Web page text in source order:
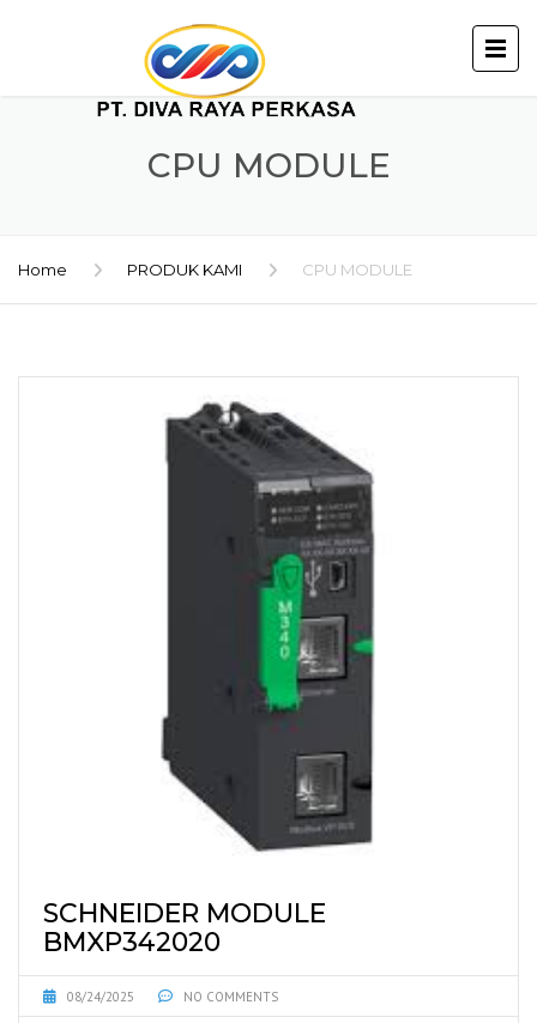
CPU MODULE
Home PRODUK KAMI CPU MODULE
SCHNEIDER MODULE
BMXP342020
08/24/2025 NO COMMENTS